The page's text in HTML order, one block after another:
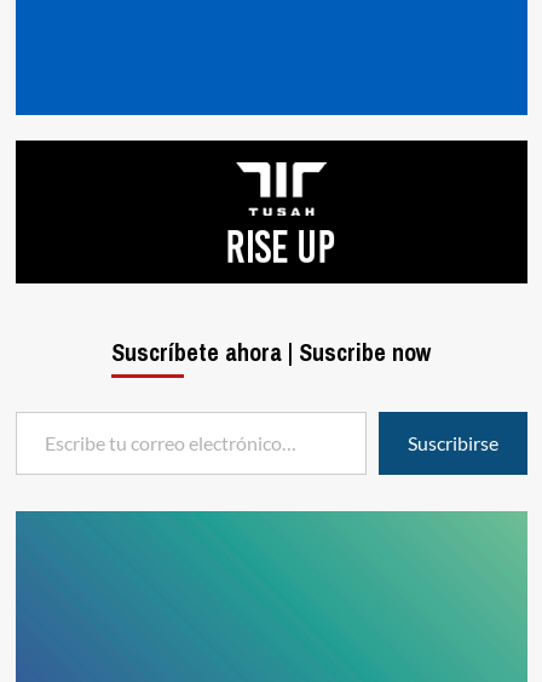
Suscríbete ahora | Suscribe now
Escribe tu correo electrónico…
Suscribirse